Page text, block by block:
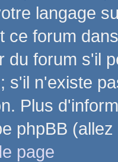
langage
ce forum
forum s'il
s'il n'existe
Plus
phpBB
page